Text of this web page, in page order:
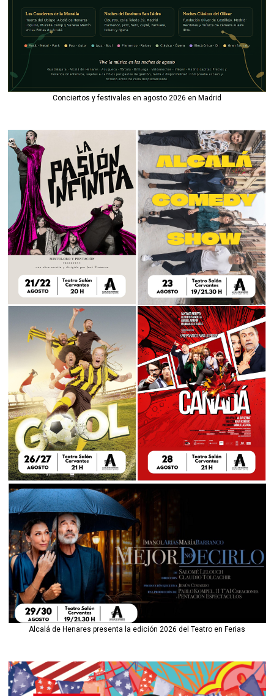
Conciertos y festivales en agosto 2026 en Madrid
Alcalá de Henares presenta la edición 2026 del Teatro en Ferias